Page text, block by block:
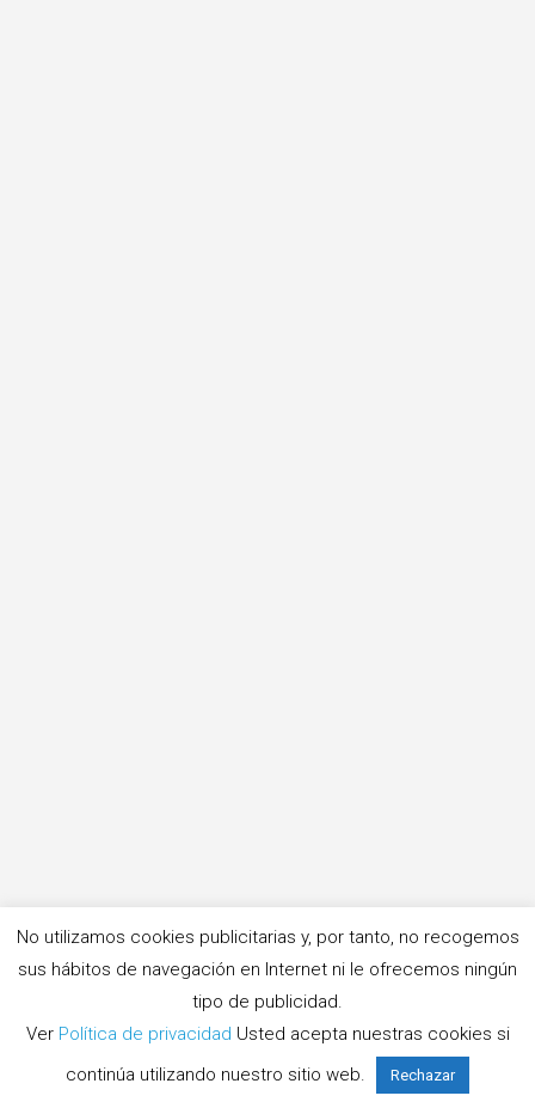
No utilizamos cookies publicitarias y, por tanto, no recogemos
sus hábitos de navegación en Internet ni le ofrecemos ningún
tipo de publicidad.
Ver Política de privacidad Usted acepta nuestras cookies si
continúa utilizando nuestro sitio web.
Rechazar